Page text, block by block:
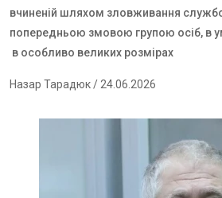
вчиненій шляхом зловживання
попередньою змовою групою осіб, в
в особливо великих розмірах
Назар Тарадюк/ 24.06.2026